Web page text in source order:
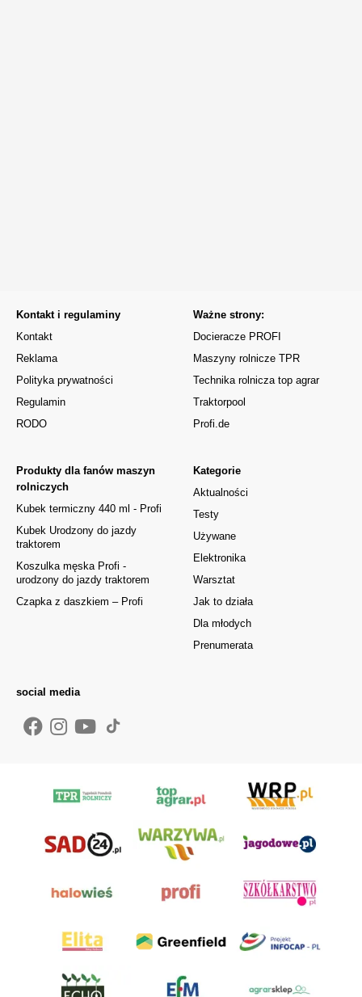
Kontakt i regulaminy
Kontakt
Reklama
Polityka prywatności
Regulamin
RODO
Kategorie
Aktualności
Testy
Używane
Elektronika
Warsztat
Jak to działa
Dla młodych
Prenumerata
Produkty dla fanów maszyn
rolniczych
Kubek termiczny 440 ml - Profi
Kubek Urodzony do jazdy
traktorem
Koszulka męska Profi -
urodzony do jazdy traktorem
Czapka z daszkiem – Profi
Ważne strony:
Docieracze PROFI
Maszyny rolnicze TPR
Technika rolnicza top agrar
Traktorpool
Profi.de
social media